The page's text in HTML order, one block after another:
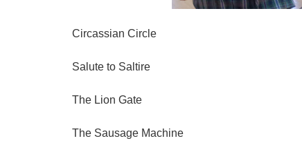
Circassian Circle
Salute to Saltire
The Lion Gate （もともとはリ
The Sausage Machine